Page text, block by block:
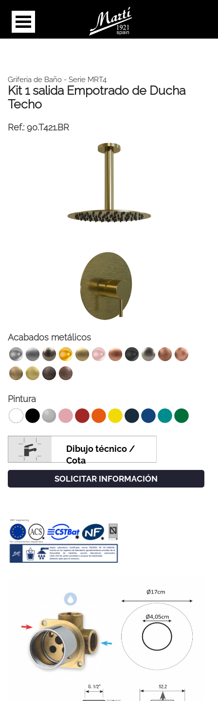
INSTAGRAM FACEBOOK
CAT ESP
Griferia de Baño - Serie MRT4
Kit 1 salida Empotrado de Ducha
Techo
Ref.: 90.T421.BR
Acabados metálicos
Pintura
Dibujo técnico /
Cota
SOLICITAR INFORMACIÓN